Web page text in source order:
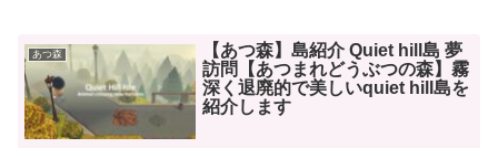
あつ森
【あつ森】島紹介 Quiet hill島 夢
訪問【あつまれどうぶつの森】霧
深く退廃的で美しいquiet hill島を
紹介します